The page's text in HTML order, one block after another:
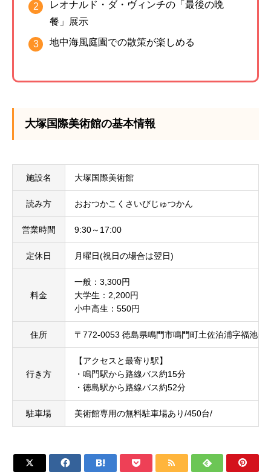
レオナルド・ダ・ヴィンチの「最後の晩
餐」展示
地中海風庭園での散策が楽しめる
大塚国際美術館の基本情報
施設名 大塚国際美術館
読み方 おおつかこくさいびじゅつかん
営業時間 9:30～17:00
定休日 月曜日(祝日の場合は翌日)
料金
一般：3,300円
大学生：2,200円
小中高生：550円
住所 〒772-0053 徳島県鳴門市鳴門町土佐泊浦字福池
行き方
【アクセスと最寄り駅】
・鳴門駅から路線バス約15分
・徳島駅から路線バス約52分
駐車場 美術館専用の無料駐車場あり/450台/
      